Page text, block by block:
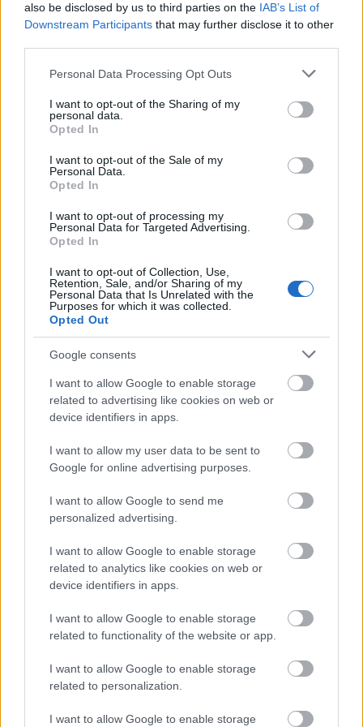
also be disclosed by us to third parties on the IAB’s List of
Downstream Participants that may further disclose it to other
Please note that this website/app uses one or more Google
not limited to your visit or usage behaviour. You may click to
grant or deny consent to Google and its third-party tags to
use your data for below specified purposes in below Google
consent section.
Personal Data Processing Opt Outs
I want to opt-out of the Sharing of my
personal data.
Opted In
I want to opt-out of the Sale of my
Personal Data.
Opted In
I want to opt-out of processing my
Personal Data for Targeted Advertising.
Opted In
I want to opt-out of Collection, Use,
Retention, Sale, and/or Sharing of my
Personal Data that Is Unrelated with the
Purposes for which it was collected.
Opted Out
Google consents
I want to allow Google to enable storage
related to advertising like cookies on web or
device identifiers in apps.
I want to allow my user data to be sent to
Google for online advertising purposes.
I want to allow Google to send me
personalized advertising.
I want to allow Google to enable storage
related to analytics like cookies on web or
device identifiers in apps.
I want to allow Google to enable storage
related to functionality of the website or app.
I want to allow Google to enable storage
related to personalization.
I want to allow Google to enable storage
falakra gondoljunk, teljes függőkertekről van szó,
megfelelően kialakított táptalajjal,
de tervezéssel minden megoldható.
A függőkert-építés nemzetközi sztárja Patrick Blanc
aki többek között a párizsi
homlokzati megoldásainak kidolgozója és
megvalósítója. A következő riport elég jól körbejárja
találunk: a panelprogram újragondolása jelenik
meg a Lico-Art projektjében, a
a nikecell- és dryvit-szigetelést az élő homlokzat